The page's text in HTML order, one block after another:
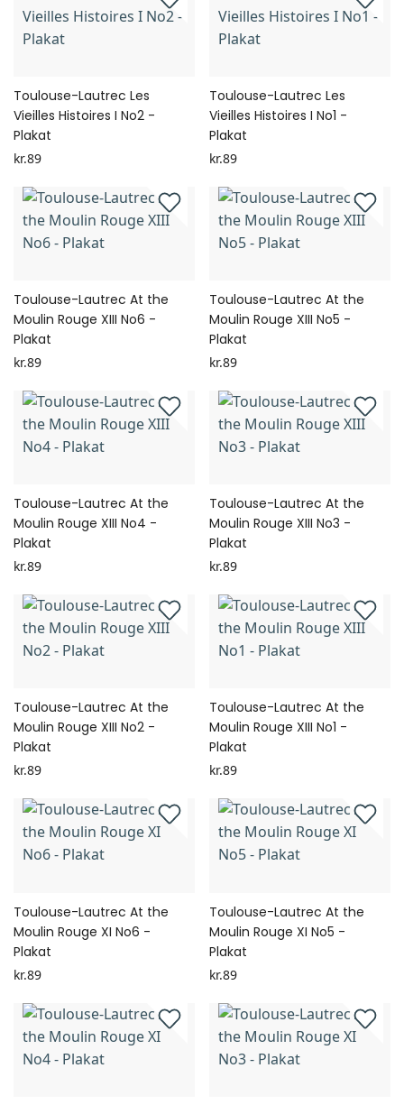
Toulouse-Lautrec Les
Vieilles Histoires I No2 -
Plakat
kr.89
Toulouse-Lautrec Les
Vieilles Histoires I No1 -
Plakat
kr.89
Toulouse-Lautrec At the
Moulin Rouge XIII No6 -
Plakat
kr.89
Toulouse-Lautrec At the
Moulin Rouge XIII No5 -
Plakat
kr.89
Toulouse-Lautrec At the
Moulin Rouge XIII No4 -
Plakat
kr.89
Toulouse-Lautrec At the
Moulin Rouge XIII No3 -
Plakat
kr.89
Toulouse-Lautrec At the
Moulin Rouge XIII No2 -
Plakat
kr.89
Toulouse-Lautrec At the
Moulin Rouge XIII No1 -
Plakat
kr.89
Toulouse-Lautrec At the
Moulin Rouge XI No6 -
Plakat
kr.89
Toulouse-Lautrec At the
Moulin Rouge XI No5 -
Plakat
kr.89